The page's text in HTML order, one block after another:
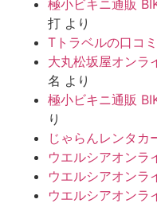
極小ビキニ通販
打 より
Tトラベルの口コミ
大丸松坂屋オンラ
名 より
極小ビキニ通販
り
じゃらんレンタカ
ウエルシアオンラ
ウエルシアオンラ
ウエルシアオンラ